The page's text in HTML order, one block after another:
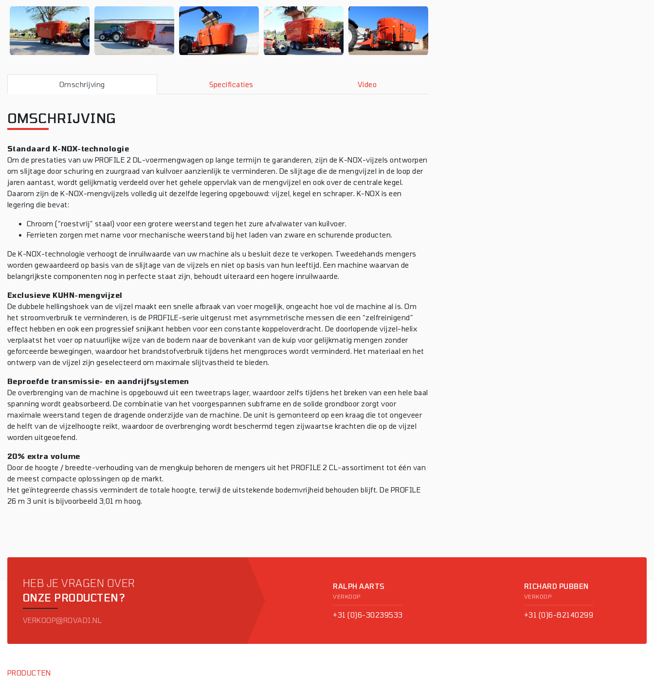
Omschrijving Specificaties Video
OMSCHRIJVING
Standaard K-NOX-technologie
Om de prestaties van uw PROFILE 2 DL-voermengwagen op lange termijn te garanderen, zijn de K-NOX-vijzels ontworpen
om slijtage door schuring en zuurgraad van kuilvoer aanzienlijk te verminderen. De slijtage die de mengvijzel in de loop der
jaren aantast, wordt gelijkmatig verdeeld over het gehele oppervlak van de mengvijzel en ook over de centrale kegel.
Daarom zijn de K-NOX-mengvijzels volledig uit dezelfde legering opgebouwd: vijzel, kegel en schraper. K-NOX is een
legering die bevat:
Chroom (“roestvrij” staal) voor een grotere weerstand tegen het zure afvalwater van kuilvoer.
Ferrieten zorgen met name voor mechanische weerstand bij het laden van zware en schurende producten.
De K-NOX-technologie verhoogt de inruilwaarde van uw machine als u besluit deze te verkopen. Tweedehands mengers
worden gewaardeerd op basis van de slijtage van de vijzels en niet op basis van hun leeftijd. Een machine waarvan de
belangrijkste componenten nog in perfecte staat zijn, behoudt uiteraard een hogere inruilwaarde.
Exclusieve KUHN-mengvijzel
De dubbele hellingshoek van de vijzel maakt een snelle afbraak van voer mogelijk, ongeacht hoe vol de machine al is. Om
het stroomverbruik te verminderen, is de PROFILE-serie uitgerust met asymmetrische messen die een “zelfreinigend”
effect hebben en ook een progressief snijkant hebben voor een constante koppeloverdracht. De doorlopende vijzel-helix
verplaatst het voer op natuurlijke wijze van de bodem naar de bovenkant van de kuip voor gelijkmatig mengen zonder
geforceerde bewegingen, waardoor het brandstofverbruik tijdens het mengproces wordt verminderd. Het materiaal en het
ontwerp van de vijzel zijn geselecteerd om maximale slijtvastheid te bieden.
Beproefde transmissie- en aandrijfsystemen
De overbrenging van de machine is opgebouwd uit een tweetraps lager, waardoor zelfs tijdens het breken van een hele baal
spanning wordt geabsorbeerd. De combinatie van het voorgespannen subframe en de solide grondboor zorgt voor
maximale weerstand tegen de dragende onderzijde van de machine. De unit is gemonteerd op een kraag die tot ongeveer
de helft van de vijzelhoogte reikt, waardoor de overbrenging wordt beschermd tegen zijwaartse krachten die op de vijzel
worden uitgeoefend.
20% extra volume
Door de hoogte / breedte-verhouding van de mengkuip behoren de mengers uit het PROFILE 2 CL-assortiment tot één van
de meest compacte oplossingen op de markt.
Het geïntegreerde chassis vermindert de totale hoogte, terwijl de uitstekende bodemvrijheid behouden blijft. De PROFILE
26 m 3 unit is bijvoorbeeld 3,01 m hoog.
HEB JE VRAGEN OVER
ONZE PRODUCTEN?
VERKOOP@ROVADI.NL
RALPH AARTS
VERKOOP
+31 (0)6-30239533
RICHARD PUBBEN
VERKOOP
+31 (0)6-82140299
PRODUCTEN